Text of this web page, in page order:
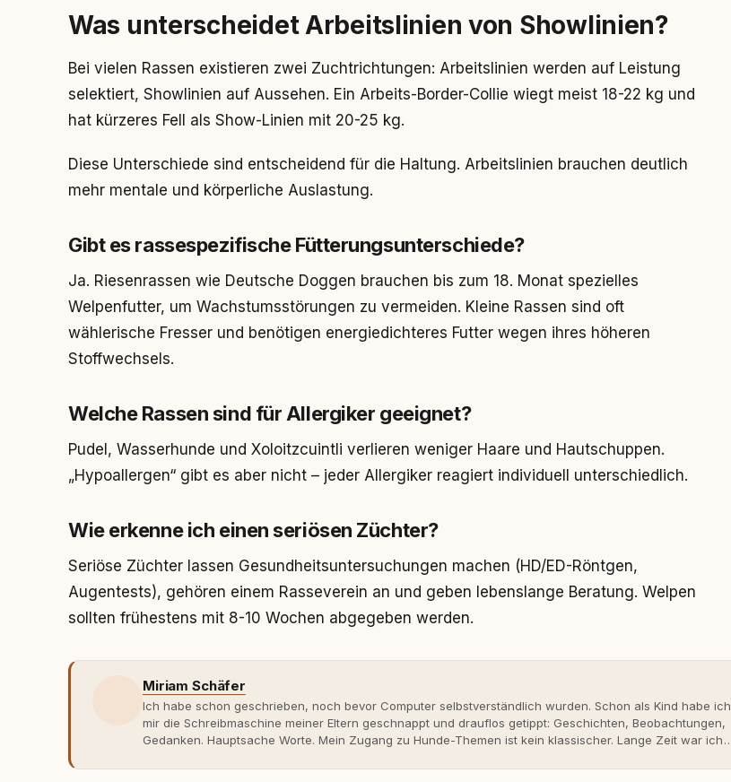
Was unterscheidet Arbeitslinien von Showlinien?
Bei vielen Rassen existieren zwei Zuchtrichtungen: Arbeitslinien werden auf Leistung
selektiert, Showlinien auf Aussehen. Ein Arbeits-Border-Collie wiegt meist 18-22 kg und
hat kürzeres Fell als Show-Linien mit 20-25 kg.
Diese Unterschiede sind entscheidend für die Haltung. Arbeitslinien brauchen deutlich
mehr mentale und körperliche Auslastung.
Gibt es rassespezifische Fütterungsunterschiede?
Ja. Riesenrassen wie Deutsche Doggen brauchen bis zum 18. Monat spezielles
Welpenfutter, um Wachstumsstörungen zu vermeiden. Kleine Rassen sind oft
wählerische Fresser und benötigen energiedichteres Futter wegen ihres höheren
Stoffwechsels.
Welche Rassen sind für Allergiker geeignet?
Pudel, Wasserhunde und Xoloitzcuintli verlieren weniger Haare und Hautschuppen.
„Hypoallergen“ gibt es aber nicht – jeder Allergiker reagiert individuell unterschiedlich.
Wie erkenne ich einen seriösen Züchter?
Seriöse Züchter lassen Gesundheitsuntersuchungen machen (HD/ED-Röntgen,
Augentests), gehören einem Rasseverein an und geben lebenslange Beratung. Welpen
sollten frühestens mit 8-10 Wochen abgegeben werden.
Miriam Schäfer
Ich habe schon geschrieben, noch bevor Computer selbstverständlich wurden. Schon als Kind habe ich
mir die Schreibmaschine meiner Eltern geschnappt und drauflos getippt: Geschichten, Beobachtungen,
Gedanken. Hauptsache Worte. Mein Zugang zu Hunde-Themen ist kein klassischer. Lange Zeit war ich
dank Roger - erlebt habe, wie verantwortungsvoll und bewusst gute Hundehaltung funktionieren kann.